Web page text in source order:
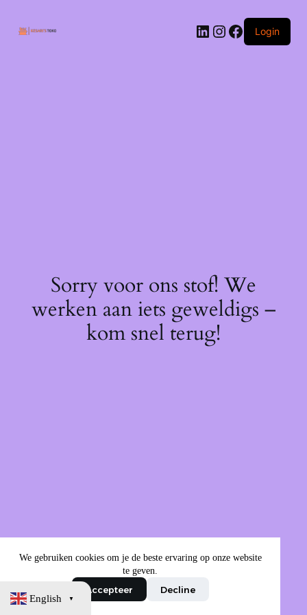
We gebruiken cookies om je de beste ervaring op onze website
te geven.
Accepteer Decline
LinkedIn
Instagram
Facebook
Login
Sorry voor ons stof! We
werken aan iets geweldigs –
kom snel terug!
English ▼